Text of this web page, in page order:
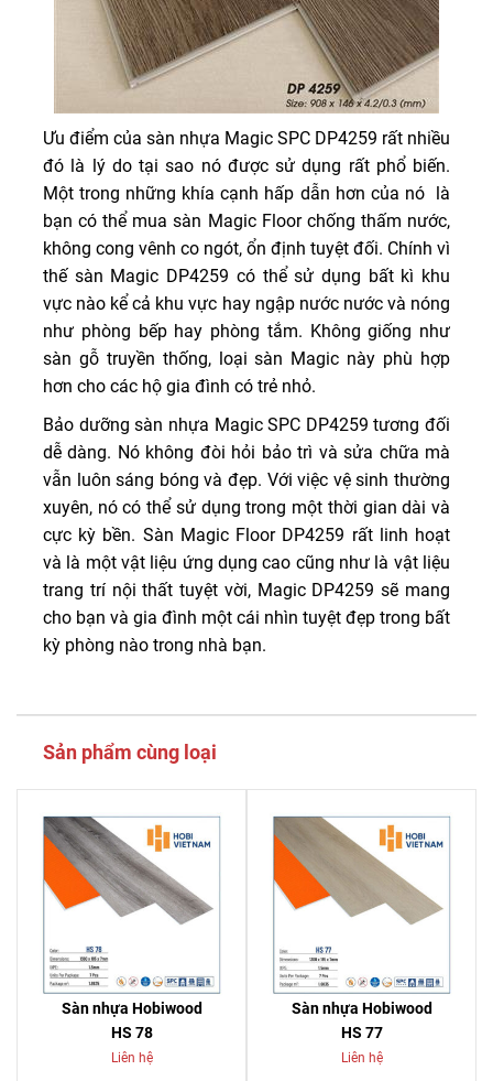
Ưu điểm của sàn nhựa Magic SPC DP4259 rất nhiều
đó là lý do tại sao nó được sử dụng rất phổ biến.
Một trong những khía cạnh hấp dẫn hơn của nó là
bạn có thể mua sàn Magic Floor chống thấm nước,
không cong vênh co ngót, ổn định tuyệt đối. Chính vì
thế sàn Magic DP4259 có thể sử dụng bất kì khu
vực nào kể cả khu vực hay ngập nước nước và nóng
như phòng bếp hay phòng tắm. Không giống như
sàn gỗ truyền thống, loại sàn Magic này phù hợp
hơn cho các hộ gia đình có trẻ nhỏ.
Bảo dưỡng sàn nhựa Magic SPC DP4259 tương đối
dễ dàng. Nó không đòi hỏi bảo trì và sửa chữa mà
vẫn luôn sáng bóng và đẹp. Với việc vệ sinh thường
xuyên, nó có thể sử dụng trong một thời gian dài và
cực kỳ bền. Sàn Magic Floor DP4259 rất linh hoạt
và là một vật liệu ứng dụng cao cũng như là vật liệu
trang trí nội thất tuyệt vời, Magic DP4259 sẽ mang
cho bạn và gia đình một cái nhìn tuyệt đẹp trong bất
kỳ phòng nào trong nhà bạn.
Sản phẩm cùng loại
Sàn nhựa Hobiwood
HS 78
Liên hệ
Sàn nhựa Hobiwood
HS 77
Liên hệ